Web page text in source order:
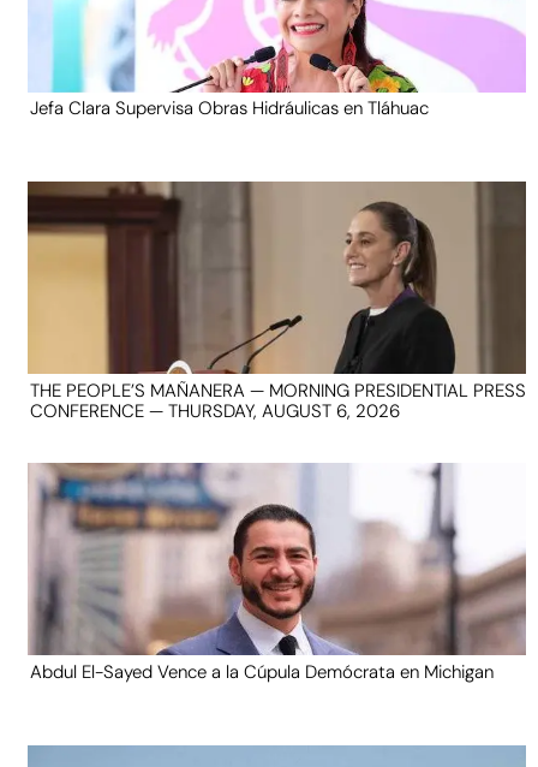
Jefa Clara Supervisa Obras Hidráulicas en Tláhuac
THE PEOPLE’S MAÑANERA — MORNING PRESIDENTIAL PRESS
CONFERENCE — THURSDAY, AUGUST 6, 2026
Abdul El-Sayed Vence a la Cúpula Demócrata en Michigan